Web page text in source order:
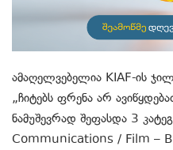
ამაღელვებელია KIAF-ის
„ჩიტებს ფრენა არ
ნამუშევრად შეფასდა 3
Communications / Film –